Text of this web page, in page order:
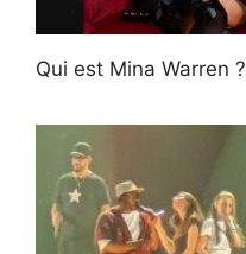
Qui est Mina Warren ?